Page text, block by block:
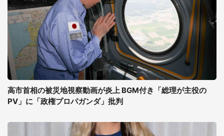
高市首相の被災地視察動画が炎上 BGM付き「総理が主役の
PV」に「政権プロパガンダ」批判